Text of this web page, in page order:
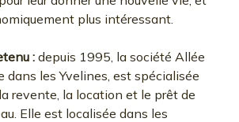
plus intéressant.
: depuis 1995, la société Allée
dans les Yvelines, est spécialisée
revente, la location et le prêt de
Elle est localisée dans les